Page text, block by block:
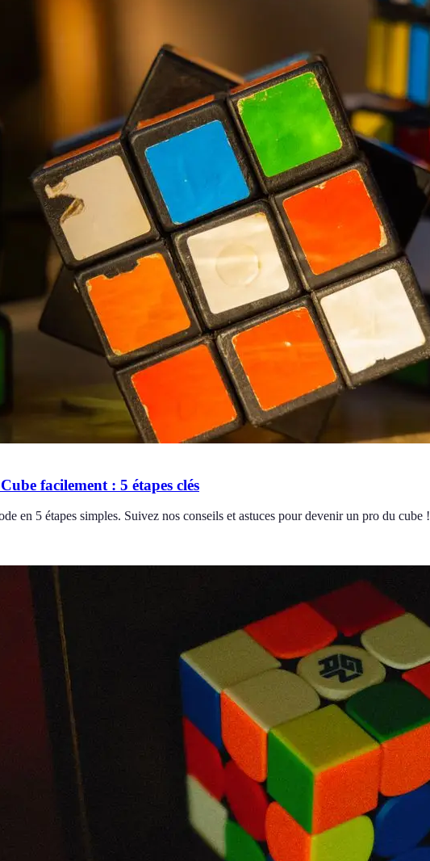
facilement : 5 étapes clés
en 5 étapes simples. Suivez nos conseils et astuces pour devenir un pro du cube !